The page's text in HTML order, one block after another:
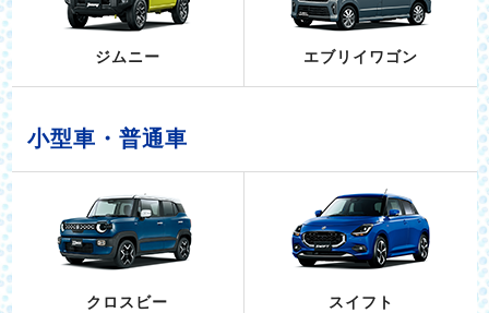
ジムニー エブリイワゴン
小型車・普通車
クロスビー スイフト